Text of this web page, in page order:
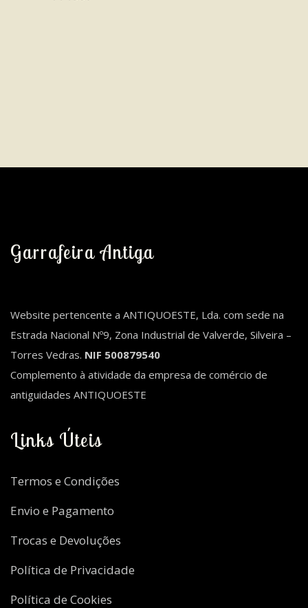
Garrafeira Antiga
Website pertencente a ANTIQUOESTE, Lda. com sede na
Estrada Nacional Nº9, Zona Industrial de Valverde, Silveira –
Torres Vedras. NIF 500879540
Complemento à atividade da empresa de comércio de
antiguidades ANTIQUOESTE
Links Úteis
Termos e Condições
Envio e Pagamento
Trocas e Devoluções
Política de Privacidade
Política de Cookies